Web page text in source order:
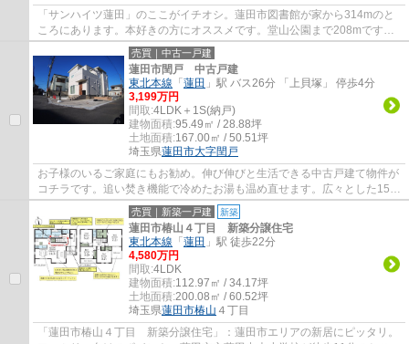
「サンハイツ蓮田」のここがイチオシ。蓮田市図書館が家から314mのと
ころにあります。本好きの方にオススメです。堂山公園まで208mです。
当社は経験豊富なプロのスタッフが在籍してい...
売買｜中古一戸建
蓮田市閏戸 中古戸建
東北本線 「 蓮田 」駅 バス26分 「上貝塚」 停歩4分
3,199万円
間取:4LDK＋1S(納戸)
建物面積:95.49㎡ / 28.88坪
土地面積:167.00㎡ / 50.51坪
埼玉県蓮田市大字閏戸
お子様のいるご家庭にもお勧め。伸び伸びと生活できる中古戸建て物件が
コチラです。追い焚き機能で冷めたお湯も温め直せます。広々とした15帖
以上のLDKのおかげで、日々の生活にゆとり...
売買｜新築一戸建 新築
蓮田市椿山４丁目 新築分譲住宅
東北本線 「 蓮田 」駅 徒歩22分
4,580万円
間取:4LDK
建物面積:112.97㎡ / 34.17坪
土地面積:200.08㎡ / 60.52坪
埼玉県蓮田市椿山 ４丁目
「蓮田市椿山４丁目 新築分譲住宅」：蓮田市エリアの新居にピッタリ。